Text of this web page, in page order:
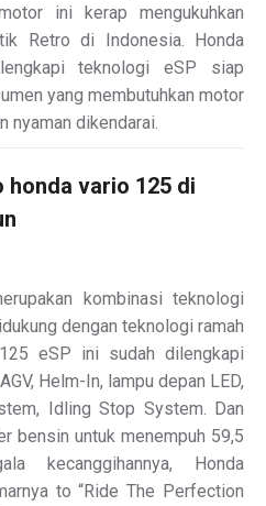
ini kerap mengukuhkan
Retro di Indonesia. Honda
teknologi eSP siap
yang membutuhkan motor
nyaman dikendarai.
honda vario 125 di
kombinasi teknologi
dengan teknologi ramah
eSP ini sudah dilengkapi
Helm-In, lampu depan LED,
Idling Stop System. Dan
bensin untuk menempuh 59,5
kecanggihannya, Honda
to “Ride The Perfection